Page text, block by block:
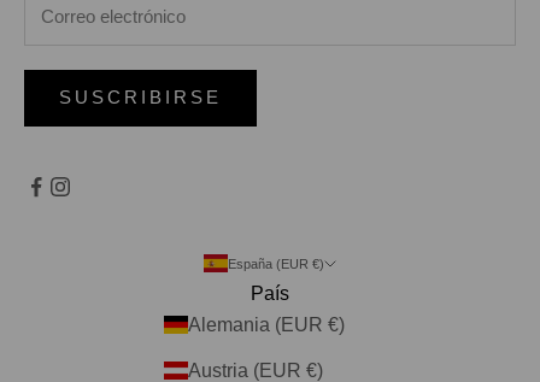
SUSCRIBIRSE
España (EUR €)
País
Alemania (EUR €)
Austria (EUR €)